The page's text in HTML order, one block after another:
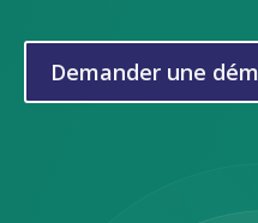
Demander une